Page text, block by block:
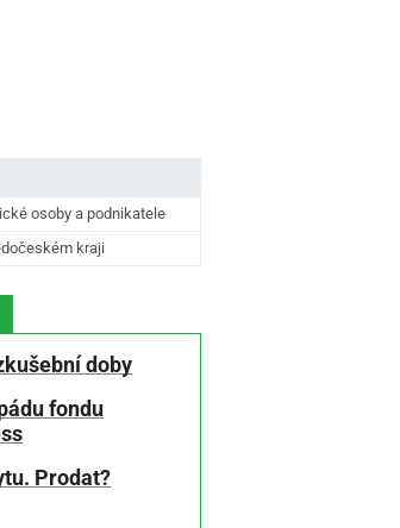
osoby a podnikatele
kraji
doby
fondu
Prodat?